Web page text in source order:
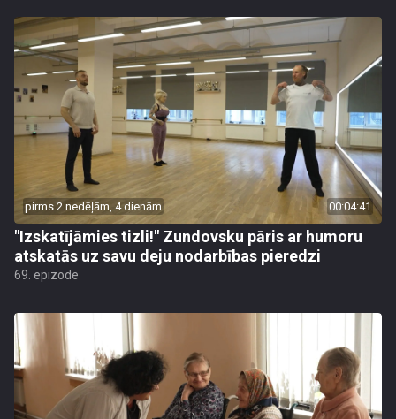
pirms 2 nedēļām, 4 dienām 00:04:41
"Izskatījāmies tizli!" Zundovsku pāris ar humoru
atskatās uz savu deju nodarbības pieredzi
69. epizode